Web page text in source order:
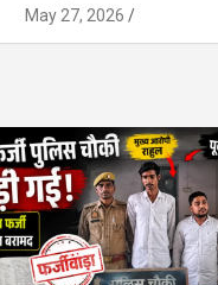
May 27, 2026